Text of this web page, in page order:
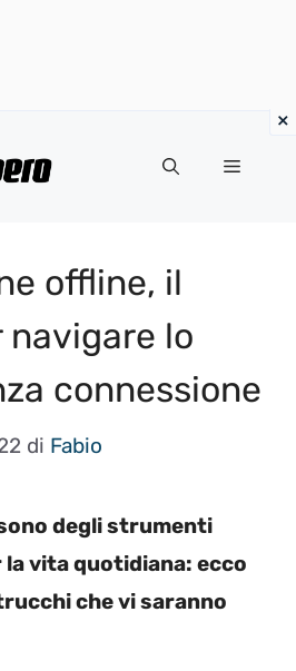
Menu
offline, il
lo
connessione
di Fabio
degli strumenti
vita quotidiana: ecco
che vi saranno